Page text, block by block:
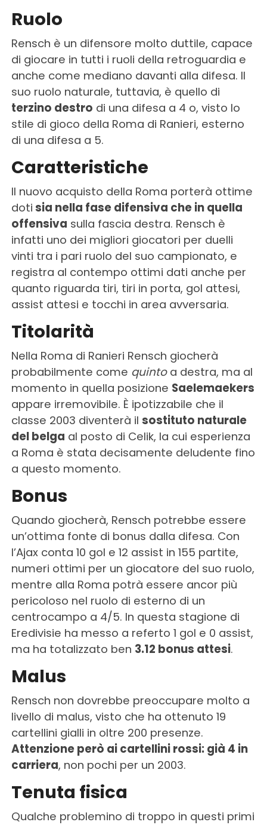
Ruolo
Rensch è un difensore molto duttile, capace
di giocare in tutti i ruoli della retroguardia e
anche come mediano davanti alla difesa. Il
suo ruolo naturale, tuttavia, è quello di
terzino destro di una difesa a 4 o, visto lo
stile di gioco della Roma di Ranieri, esterno
di una difesa a 5.
Caratteristiche
Il nuovo acquisto della Roma porterà ottime
doti sia nella fase difensiva che in quella
offensiva sulla fascia destra. Rensch è
infatti uno dei migliori giocatori per duelli
vinti tra i pari ruolo del suo campionato, e
registra al contempo ottimi dati anche per
quanto riguarda tiri, tiri in porta, gol attesi,
assist attesi e tocchi in area avversaria.
Titolarità
Nella Roma di Ranieri Rensch giocherà
probabilmente come quintoa destra, ma al
momento in quella posizione Saelemaekers
appare irremovibile. È ipotizzabile che il
classe 2003 diventerà il sostituto naturale
del belga al posto di Celik, la cui esperienza
a Roma è stata decisamente deludente fino
a questo momento.
Bonus
Quando giocherà, Rensch potrebbe essere
un’ottima fonte di bonus dalla difesa. Con
l’Ajax conta 10 gol e 12 assist in 155 partite,
numeri ottimi per un giocatore del suo ruolo,
mentre alla Roma potrà essere ancor più
pericoloso nel ruolo di esterno di un
centrocampo a 4/5. In questa stagione di
Eredivisie ha messo a referto 1 gol e 0 assist,
ma ha totalizzato ben 3.12 bonus attesi.
Malus
Rensch non dovrebbe preoccupare molto a
livello di malus, visto che ha ottenuto 19
cartellini gialli in oltre 200 presenze.
Attenzione però ai cartellini rossi: già 4 in
carriera, non pochi per un 2003.
Tenuta fisica
Qualche problemino di troppo in questi primi